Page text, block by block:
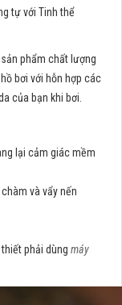
tự với Tinh thể
phẩm chất lượng
bơi với hỗn hợp các
của bạn khi bơi.
lại cảm giác mềm
và vẩy nến
phải dùng máy